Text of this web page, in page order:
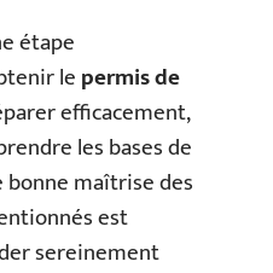
étape
lepermis de
efficacement,
les bases de
maîtrise des
est
sereinement